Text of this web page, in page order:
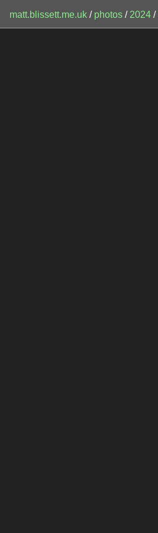
matt.blissett.me.uk / photos / 2024 /